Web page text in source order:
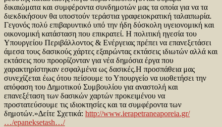
δικαιώματα και συμφέροντα συνδημοτών μας τα οποία για να τα
διεκδικήσουν θα υποστούν τεράστια γραφειοκρατική ταλαιπωρία.
Γεγονός πολύ επιβαρυντικό υπό την ήδη δύσκολη υγειονομική και
οικονομική κατάσταση που επικρατεί. Η πολιτική ηγεσία του
Υπουργείου Περιβάλλοντος & Ενέργειας πρέπει να επανεξετάσει
άμεσα τους δασικούς χάρτες εξαιρώντας εκτάσεις ιδιωτών αλλά και
εκτάσεις που προορίζονταν για νέα δημόσια έργα που
χαρακτηρίστηκαν εσφαλμένα ως δασικές.Η προσπάθεια μας
συνεχίζεται έως ότου πείσουμε το Υπουργείο να υιοθετήσει την
απόφαση του Δημοτικού Συμβουλίου για αναστολή και
επανεξέταση των δασικών χαρτών προκειμένου να
προστατεύσουμε τις ιδιοκτησίες και τα συμφέροντα των
δημοτών.»Δείτε Σχετικά: http://www.ierapetraneaporeia.gr/
…/epaneksetash…/